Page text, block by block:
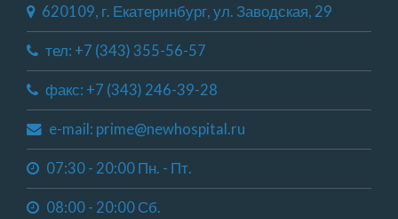
620109, г. Екатеринбург, ул. Заводская, 29
тел: +7 (343) 355-56-57
факс: +7 (343) 246-39-28
e-mail: prime@newhospital.ru
07:30 - 20:00 Пн. - Пт.
08:00 - 20:00 Сб.